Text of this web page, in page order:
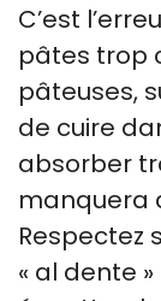
C’est
pâtes trop
pâteuses,
de cuire
absorber
manquera
Respectez
« al dente